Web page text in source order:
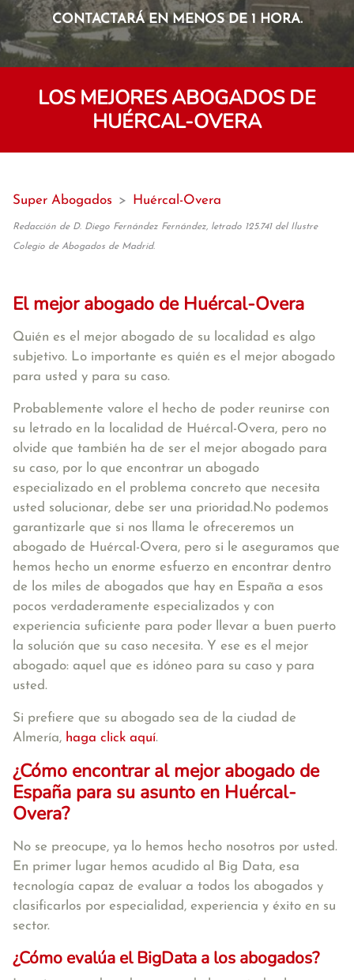
CONTACTARÁ EN MENOS DE 1 HORA.
LOS MEJORES ABOGADOS DE
HUÉRCAL-OVERA
Super Abogados > Huércal-Overa
Redacción de D. Diego Fernández Fernández, letrado 125.741 del Ilustre
Colegio de Abogados de Madrid.
El mejor abogado de Huércal-Overa
Quién es el mejor abogado de su localidad es algo
subjetivo. Lo importante es quién es el mejor abogado
para usted y para su caso.
Probablemente valore el hecho de poder reunirse con
su letrado en la localidad de Huércal-Overa, pero no
olvide que también ha de ser el mejor abogado para
su caso, por lo que encontrar un abogado
especializado en el problema concreto que necesita
usted solucionar, debe ser una prioridad.No podemos
garantizarle que si nos llama le ofreceremos un
abogado de Huércal-Overa, pero si le aseguramos que
hemos hecho un enorme esfuerzo en encontrar dentro
de los miles de abogados que hay en España a esos
pocos verdaderamente especializados y con
experiencia suficiente para poder llevar a buen puerto
la solución que su caso necesita. Y ese es el mejor
abogado: aquel que es idóneo para su caso y para
usted.
Si prefiere que su abogado sea de la ciudad de
Almería, haga click aquí.
¿Cómo encontrar al mejor abogado de
España para su asunto en Huércal-
Overa?
No se preocupe, ya lo hemos hecho nosotros por usted.
En primer lugar hemos acudido al Big Data, esa
tecnología capaz de evaluar a todos los abogados y
clasificarlos por especialidad, experiencia y éxito en su
sector.
¿Cómo evalúa el BigData a los abogados?